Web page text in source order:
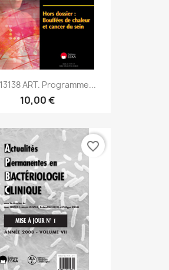
ART. Programme...
10,00 €
favorite_border